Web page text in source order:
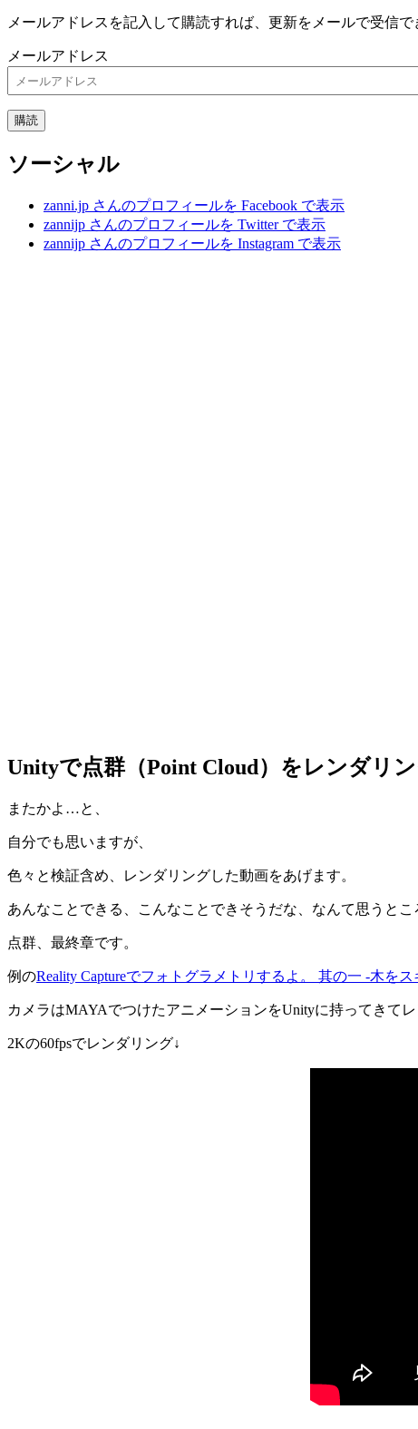
メールアドレスを記入して購読すれば、更新をメールで受信で
メールアドレス
購読
ソーシャル
zanni.jp さんのプロフィールを Facebook で表示
zannijp さんのプロフィールを Twitter で表示
zannijp さんのプロフィールを Instagram で表示
Unityで点群（Point Cloud）をレンダリ
またかよ…と、
自分でも思いますが、
色々と検証含め、レンダリングした動画をあげます。
あんなことできる、こんなことできそうだな、なんて思うと
点群、最終章です。
例のReality Captureでフォトグラメトリするよ。 其の一 -木をス
カメラはMAYAでつけたアニメーションをUnityに持ってきてレ
2Kの60fpsでレンダリング↓